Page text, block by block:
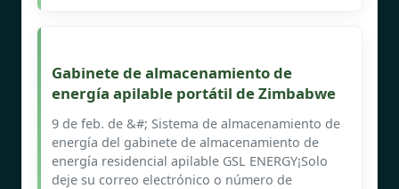
Gabinete de almacenamiento de
energía apilable portátil de Zimbabwe
9 de feb. de &#; Sistema de almacenamiento de
energía del gabinete de almacenamiento de
energía residencial apilable GSL ENERGY¡Solo
deje su correo electrónico o número de